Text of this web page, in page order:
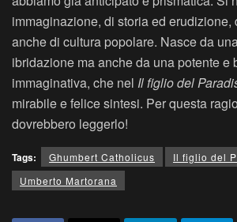
immaginazione, di storia ed erudizione,
anche di cultura popolare. Nasce da
ibridazione ma anche da una potente e
immaginativa, che nel Il figlio del
mirabile e felice sintesi. Per questa
dovrebbero leggerlo!
Tags: Ghumbert Catholicus
Il figlio del
Umberto Martorana